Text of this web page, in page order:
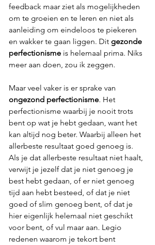
feedback maar ziet als mogelijkheden
om te groeien en te leren en niet als
aanleiding om eindeloos te piekeren
en wakker te gaan liggen. Dit gezonde
perfectionisme is helemaal prima. Niks
meer aan doen, zou ik zeggen.
Maar veel vaker is er sprake van
ongezond perfectionisme. Het
perfectionisme waarbij je nooit trots
bent op wat je hebt gedaan, want het
kan altijd nog beter. Waarbij alleen het
allerbeste resultaat goed genoeg is.
Als je dat allerbeste resultaat niet haalt,
verwijt je jezelf dat je niet genoeg je
best hebt gedaan, of er niet genoeg
tijd aan hebt besteed, of dat je niet
goed of slim genoeg bent, of dat je
hier eigenlijk helemaal niet geschikt
voor bent, of vul maar aan. Legio
redenen waarom je tekort bent